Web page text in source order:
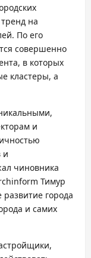
на
По его
совершенно
в которых
кластеры, а
и
и
чиновника
Тимур
города
и самих